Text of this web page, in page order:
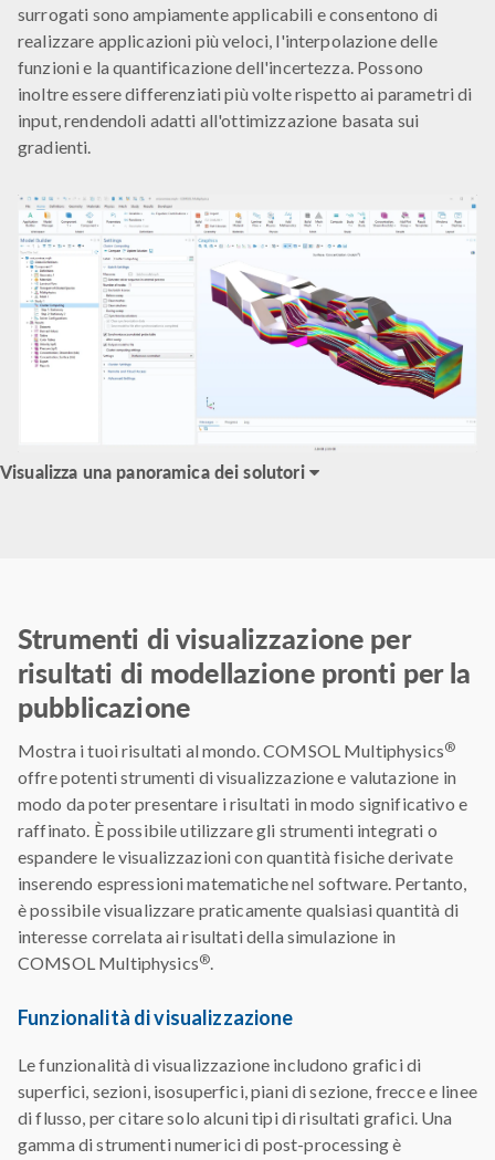
surrogati sono ampiamente applicabili e consentono di
realizzare applicazioni più veloci, l'interpolazione delle
funzioni e la quantificazione dell'incertezza. Possono
inoltre essere differenziati più volte rispetto ai parametri di
input, rendendoli adatti all'ottimizzazione basata sui
gradienti.
Visualizza una panoramica dei solutori
Strumenti di visualizzazione per
risultati di modellazione pronti per la
pubblicazione
Mostra i tuoi risultati al mondo. COMSOL Multiphysics®
offre potenti strumenti di visualizzazione e valutazione in
modo da poter presentare i risultati in modo significativo e
raffinato. È possibile utilizzare gli strumenti integrati o
espandere le visualizzazioni con quantità fisiche derivate
inserendo espressioni matematiche nel software. Pertanto,
è possibile visualizzare praticamente qualsiasi quantità di
interesse correlata ai risultati della simulazione in
COMSOL Multiphysics®.
Funzionalità di visualizzazione
Le funzionalità di visualizzazione includono grafici di
superfici, sezioni, isosuperfici, piani di sezione, frecce e linee
di flusso, per citare solo alcuni tipi di risultati grafici. Una
gamma di strumenti numerici di post-processing è